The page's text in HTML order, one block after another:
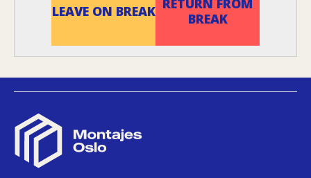
LEAVE ON BREAK RETURN FROM
BREAK